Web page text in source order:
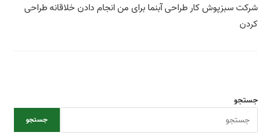
شرکت سبزپوش کار طراحی آبنما برای من انجام دادن خلاقانه طراحی
کردن
جستجو
جستجو